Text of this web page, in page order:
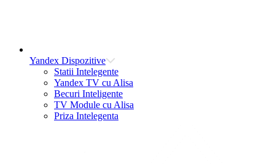
Yandex Dispozitive
Statii Intelegente
Yandex TV cu Alisa
Becuri Inteligente
TV Module cu Alisa
Priza Intelegenta